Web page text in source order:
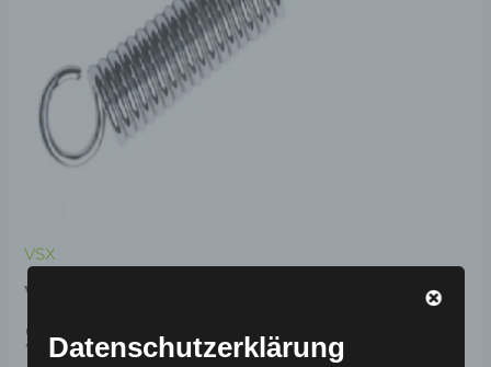
VSX
VSX MITTLERER
STÄNDERFEDER
Datenschutzerklärung